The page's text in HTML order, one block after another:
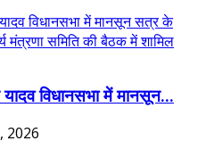
विधानसभा में मानसून...
2026